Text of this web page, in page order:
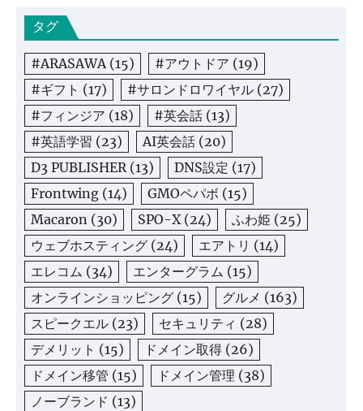
タグ
#ARASAWA(15) #アウトドア (19)
#ギフト (17) #サロンドロワイヤル (27)
#フィンジア (18) #英会話 (13)
#英語学習 (23) AI英会話 (20)
D3 PUBLISHER(13) DNS設定 (17)
Frontwing (14) GMOペパボ (15)
Macaron (30) SPO-X(24) ふわ姫 (25)
ウェブホスティング (24) エアトリ (14)
エレコム (34) エンターグラム (15)
オンラインショッピング (15) グルメ (163)
スピークエル (23) セキュリティ (28)
デメリット (15) ドメイン取得 (26)
ドメイン移管 (15) ドメイン管理 (38)
ノーブランド (13)